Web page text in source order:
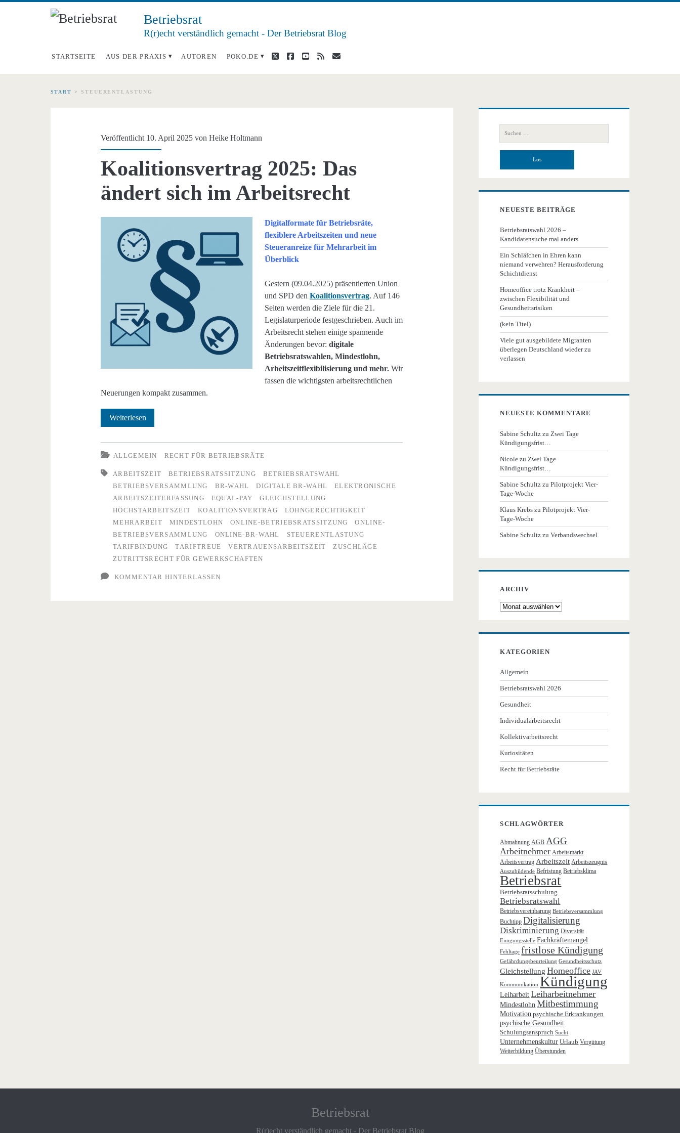
Betriebsrat
R(r)echt verständlich gemacht - Der Betriebsrat Blog
STARTSEITE AUS DER PRAXIS AUTOREN POKO.DE twitterfacebook
youtube
rss E-
START > STEUERENTLASTUNG
<span>Steuerentlastung</span>
Veröffentlicht 10. April 2025 vonHeike Holtmann
Koalitionsvertrag 2025: Das
ändert sich im Arbeitsrecht
Digitalformate für Betriebsräte,
flexiblere Arbeitszeiten und neue
Steueranreize für Mehrarbeit im
Überblick
Gestern (09.04.2025) präsentierten Union
und SPD denKoalitionsvertrag. Auf 146
Seiten werden die Ziele für die 21.
Legislaturperiode festgeschrieben. Auch im
Arbeitsrecht stehen einige spannende
Änderungen bevor:digitale
Betriebsratswahlen, Mindestlohn,
Arbeitszeitflexibilisierung und mehr. Wir
fassen die wichtigsten arbeitsrechtlichen
Neuerungen kompakt zusammen.
WeiterlesenKoalitionsvertrag
Das
ändert
sich
im
Arbeitsrecht
ALLGEMEIN RECHT FÜR BETRIEBSRÄTE
ARBEITSZEIT BETRIEBSRATSSITZUNG
BETRIEBSRATSWAHL
BETRIEBSVERSAMMLUNG
BR-WAHL DIGITALE BR-WAHL
ELEKTRONISCHE
ARBEITSZEITERFASSUNG
EQUAL-PAY
GLEICHSTELLUNG
HÖCHSTARBEITSZEIT
KOALITIONSVERTRAG
LOHNGERECHTIGKEIT
MEHRARBEIT
MINDESTLOHN ONLINE-BETRIEBSRATSSITZUNG
ONLINE-
BETRIEBSVERSAMMLUNG
ONLINE-BR-WAHL
STEUERENTLASTUNG
TARIFBINDUNG
TARIFTREUE VERTRAUENSARBEITSZEIT
ZUSCHLÄGE
ZUTRITTSRECHT FÜR GEWERKSCHAFTEN
KOMMENTAR HINTERLASSEN
Primäre
Seitenleiste
nach:
NEUESTE BEITRÄGE
Betriebsratswahl 2026 –
Kandidatensuche mal anders
Ein Schläfchen in Ehren kann
niemand verwehren? Herausforderung
Schichtdienst
Homeoffice trotz Krankheit –
zwischen Flexibilität und
Gesundheitsrisiken
(kein Titel)
Viele gut ausgebildete Migranten
überlegen Deutschland wieder zu
verlassen
NEUESTE KOMMENTARE
Sabine Schultz zu Zwei Tage
Kündigungsfrist…
Nicole zu Zwei Tage
Kündigungsfrist…
Sabine Schultz zuPilotprojekt Vier-
Tage-Woche
Klaus Krebs zuPilotprojekt Vier-
Tage-Woche
Sabine Schultz zuVerbandswechsel
ARCHIV
Archiv
KATEGORIEN
Allgemein
Betriebsratswahl 2026
Gesundheit
Individualarbeitsrecht
Kollektivarbeitsrecht
Kuriositäten
Recht für Betriebsräte
SCHLAGWÖRTER
Abmahnung AGB AGG
Arbeitnehmer Arbeitsmarkt
Arbeitsvertrag Arbeitszeit Arbeitszeugnis
Auszubildende Befristung Betriebsklima
Betriebsrat
Betriebsratsschulung
Betriebsratswahl
Betriebsvereinbarung Betriebsversammlung
Buchtipp Digitalisierung
Diskriminierung Diversität
Einigungsstelle Fachkräftemangel
Fehltage fristlose Kündigung
Gefährdungsbeurteilung Gesundheitsschutz
Gleichstellung Homeoffice JAV
Kommunikation Kündigung
Leiharbeit Leiharbeitnehmer
Mindestlohn Mitbestimmung
Motivation psychische Erkrankungen
psychische Gesundheit
Schulungsanspruch Sucht
Unternehmenskultur Urlaub Vergütung
Weiterbildung Überstunden
Betriebsrat
R(r)echt verständlich gemacht - Der Betriebsrat Blog